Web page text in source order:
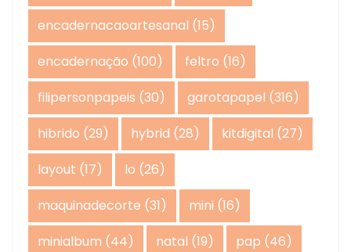
encadernacaoartesanal (15)
encadernação (100) feltro (16)
filipersonpapeis (30) garotapapel (316)
hibrido (29) hybrid (28) kitdigital (27)
layout (17) lo (26)
maquinadecorte (31) mini (16)
minialbum (44) natal (19) pap (46)